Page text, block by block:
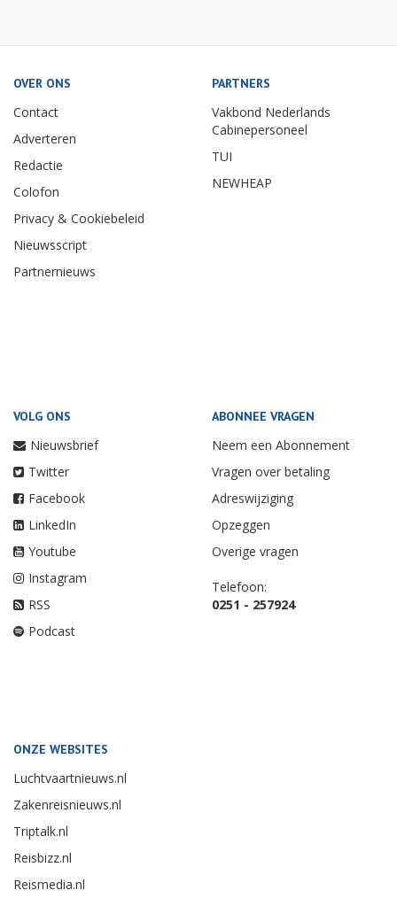
OVER ONS
Contact
Adverteren
Redactie
Colofon
Privacy & Cookiebeleid
Nieuwsscript
Partnernieuws
PARTNERS
Vakbond Nederlands
Cabinepersoneel
TUI
NEWHEAP
VOLG ONS
Nieuwsbrief
Twitter
Facebook
LinkedIn
Youtube
Instagram
RSS
Podcast
ABONNEE VRAGEN
Neem een Abonnement
Vragen over betaling
Adreswijziging
Opzeggen
Overige vragen
Telefoon:
0251 - 257924
ONZE WEBSITES
Luchtvaartnieuws.nl
Zakenreisnieuws.nl
Triptalk.nl
Reisbizz.nl
Reismedia.nl